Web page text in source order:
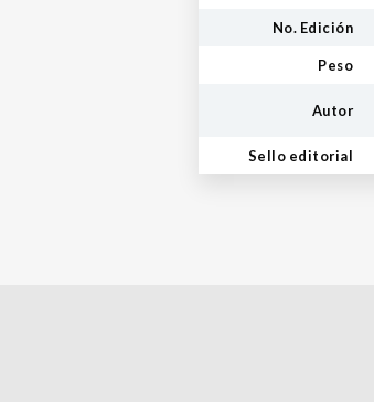
No. Edición
Peso
Autor
Sello editorial